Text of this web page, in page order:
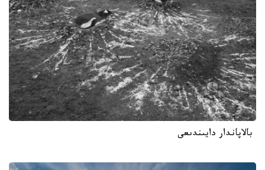
بالاپاندار دايىندىعى